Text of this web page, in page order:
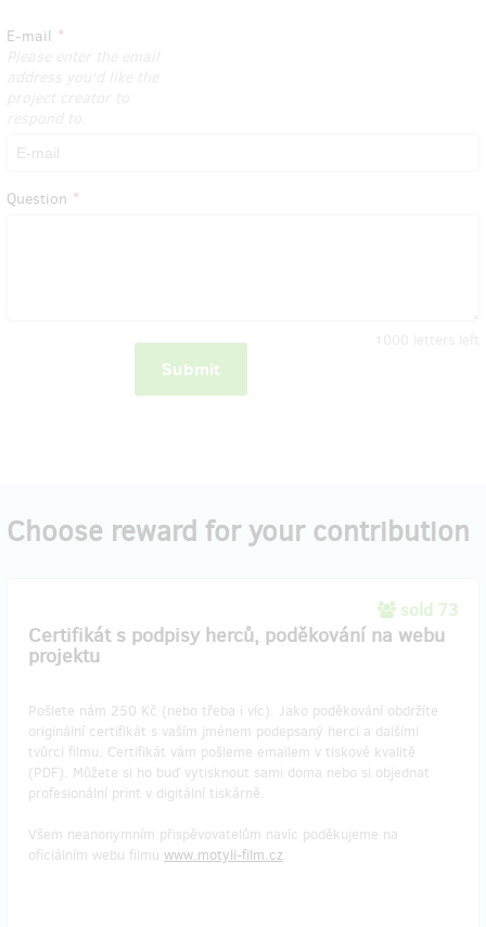
E-mail
Question
Submit
Choose reward for your contribution
sold 73
Certifikát s podpisy herců, poděkování na webu
projektu
Pošlete nám 250 Kč (nebo třeba i víc). Jako poděkování obdržíte
originální certifikát s vaším jménem podepsaný herci a dalšími
tvůrci filmu. Certifikát vám pošleme emailem v tiskové kvalitě
(PDF). Můžete si ho buď vytisknout sami doma nebo si objednat
profesionální print v digitální tiskárně.
Všem neanonymním přispěvovatelům navíc poděkujeme na
oficiálním webu filmu www.motyli-film.cz.